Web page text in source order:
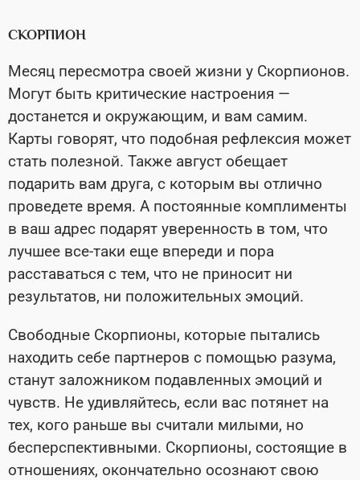
СКОРПИОН
Месяц пересмотра своей жизни у Скорпионов.
Могут быть критические настроения —
достанется и окружающим, и вам самим.
Карты говорят, что подобная рефлексия может
стать полезной. Также август обещает
подарить вам друга, с которым вы отлично
проведете время. А постоянные комплименты
в ваш адрес подарят уверенность в том, что
лучшее все-таки еще впереди и пора
расставаться с тем, что не приносит ни
результатов, ни положительных эмоций.
Свободные Скорпионы, которые пытались
находить себе партнеров с помощью разума,
станут заложником подавленных эмоций и
чувств. Не удивляйтесь, если вас потянет на
тех, кого раньше вы считали милыми, но
бесперспективными. Скорпионы, состоящие в
отношениях, окончательно осознают свою